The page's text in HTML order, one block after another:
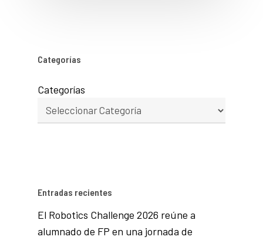
Categorías
Categorías
Entradas recientes
El Robotics Challenge 2026 reúne a
alumnado de FP en una jornada de